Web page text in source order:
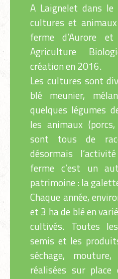
A Laignelet dans le
cultures et
ferme d’Aurore
Agriculture
création en 2016.
Les cultures sont
blé meunier,
quelques légumes
les animaux
sont tous de
désormais
ferme c’est un
patrimoine : la
Chaque année,
et 3 ha de blé en
cultivés. Toutes
semis et les
séchage,
réalisées sur